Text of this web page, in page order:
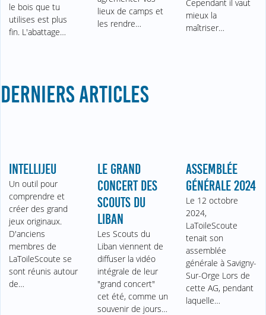
le bois que tu
utilises est plus
fin. L'abattage…
lieux de camps et
les rendre…
Cependant il vaut
mieux la
maîtriser…
DERNIERS ARTICLES
INTELLIJEU
Un outil pour
comprendre et
créer des grand
jeux originaux.
D'anciens
membres de
LaToileScoute se
sont réunis autour
de…
LE GRAND
CONCERT DES
SCOUTS DU
LIBAN
Les Scouts du
Liban viennent de
diffuser la vidéo
intégrale de leur
"grand concert"
cet été, comme un
souvenir de jours…
ASSEMBLÉE
GÉNÉRALE 2024
Le 12 octobre
2024,
LaToileScoute
tenait son
assemblée
générale à Savigny-
Sur-Orge Lors de
cette AG, pendant
laquelle…